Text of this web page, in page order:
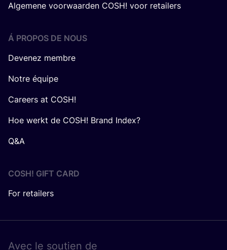
Algemene voorwaarden COSH! voor retailers
Á PROPOS DE NOUS
Devenez membre
Notre équipe
Careers at COSH!
Hoe werkt de COSH! Brand Index?
Q&A
COSH! GIFT CARD
For retailers
Avec le sou­tien de